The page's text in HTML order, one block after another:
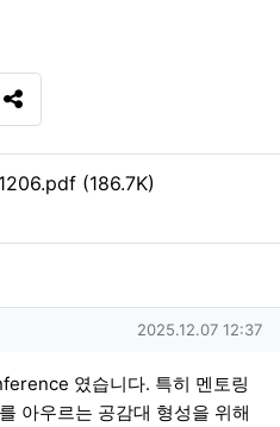
SNS 공유
파일크기
(186.7K)
작성일
2025.12.07 12:37
였습니다. 특히 멘토링
아우르는 공감대 형성을 위해